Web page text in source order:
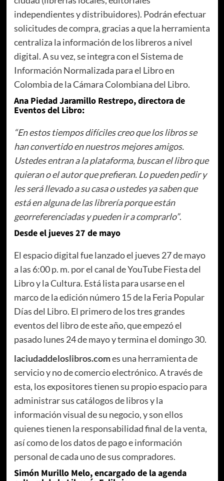
independientes y distribuidores). Podrán efectuar
solicitudes de compra, gracias a que la herramienta
centraliza la información de los libreros a nivel
digital. A su vez, se integra con el Sistema de
Información Normalizada para el Libro en
Colombia de la Cámara Colombiana del Libro.
Ana Piedad Jaramillo Restrepo, directora de
Eventos del Libro:
“En estos tiempos difíciles creo que los libros se
han convertido en nuestros mejores amigos.
Ustedes entran a la plataforma, buscan el libro que
quieran o el autor que prefieran. Lo pueden pedir y
les será llevado a su casa o ustedes ya saben que
está en alguna de las librería porque están
georreferenciadas y pueden ir a comprarlo”.
Desde el jueves 27 de mayo
El espacio digital fue lanzado el jueves 27 de mayo
a las 6:00 p. m. por el canal de YouTube Fiesta del
Libro y la Cultura. Está lista para usarse en el
marco de la edición número 15 de la Feria Popular
Días del Libro. El primero de los tres grandes
eventos del libro de este año, que empezó el
pasado lunes 24 de mayo y termina el domingo 30.
laciudaddeloslibros.comes una herramienta de
servicio y no de comercio electrónico. A través de
esta, los expositores tienen su propio espacio para
administrar sus catálogos de libros y la
información visual de su negocio, y son ellos
quienes tienen la responsabilidad final de la venta,
así como de los datos de pago e información
personal de cada uno de sus compradores.
Simón Murillo Melo, encargado de la agenda